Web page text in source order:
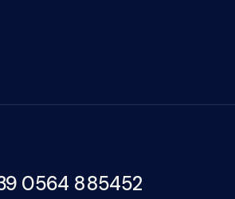
0564 885452